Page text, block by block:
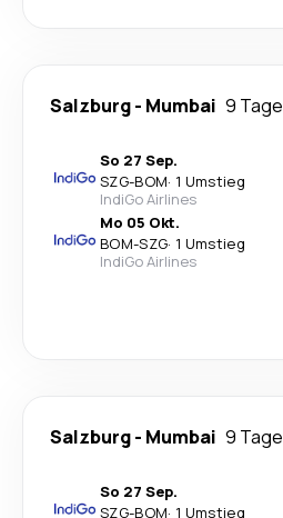
Salzburg- Mumbai 9 Tage
So 27 Sep.
SZG-BOM· 1 Umstieg
IndiGo Airlines
Mo 05 Okt.
BOM-SZG· 1 Umstieg
IndiGo Airlines
Salzburg- Mumbai 9 Tage
So 27 Sep.
SZG-BOM· 1 Umstieg